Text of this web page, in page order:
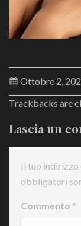
Ottobre 2,
Trackbacks are
Lascia un
Il tuo indirizzo
obbligatori
Commento *